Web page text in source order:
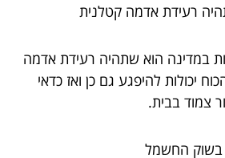
רעידת אדמה קטלנית
במדינה הוא שתהיה רעידת אדמה
יכולות להיפגע גם כן ואז כדאי
צמוד בבית.
בשוק החשמל